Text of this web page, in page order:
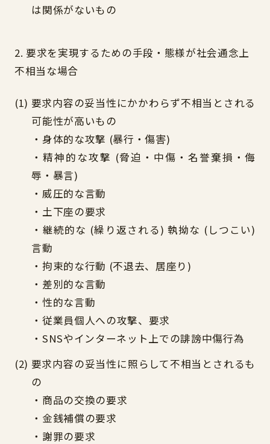
は関係がないもの
2. 要求を実現するための手段・態様が社会通念上
不相当な場合
要求内容の妥当性にかかわらず不相当とされる
可能性が高いもの
・身体的な攻撃 (暴行・傷害)
・精神的な攻撃 (脅迫・中傷・名誉棄損・侮
辱・暴言)
・威圧的な言動
・土下座の要求
・継続的な (繰り返される) 執拗な (しつこい)
言動
・拘束的な行動 (不退去、居座り)
・差別的な言動
・性的な言動
・従業員個人への攻撃、要求
・SNSやインターネット上での誹謗中傷行為
要求内容の妥当性に照らして不相当とされるも
の
・商品の交換の要求
・金銭補償の要求
・謝罪の要求